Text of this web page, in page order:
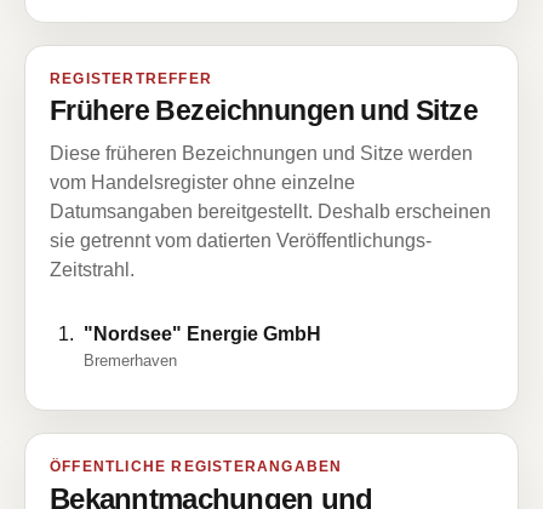
REGISTERTREFFER
Frühere Bezeichnungen und Sitze
Diese früheren Bezeichnungen und Sitze werden
vom Handelsregister ohne einzelne
Datumsangaben bereitgestellt. Deshalb erscheinen
sie getrennt vom datierten Veröffentlichungs-
Zeitstrahl.
"Nordsee" Energie GmbH
Bremerhaven
ÖFFENTLICHE REGISTERANGABEN
Bekanntmachungen und